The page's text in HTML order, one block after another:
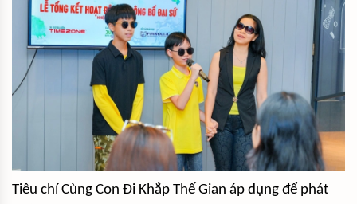
Tiêu chí Cùng Con Đi Khắp Thế Gian áp dụng để phát